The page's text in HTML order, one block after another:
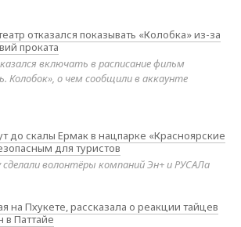
отказался показывать «Колобка» из-за
проката
включать в расписание фильм
Колобок», о чем сообщили в аккаунте
до скалы Ермак в нацпарке «Красноярские
для туристов
сделали волонтёры компаний Эн+ и РУСАЛа
на Пхукете, рассказала о реакции тайцев
в Паттайе